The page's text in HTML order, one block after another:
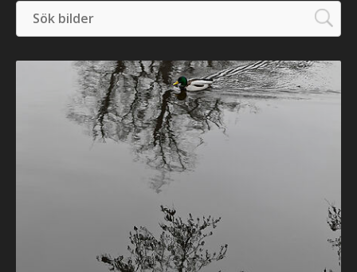
Beställ: Kalender 2025